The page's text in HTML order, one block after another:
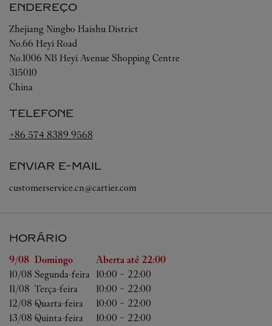
ENDEREÇO
Zhejiang Ningbo Haishu District
No.66 Heyi Road
No.1006 NB Heyi Avenue Shopping Centre
315010
China
TELEFONE
+86 574 8389 9568
ENVIAR E-MAIL
customerservice.cn@cartier.com
HORÁRIO
Dia da SemanaHorário
9/08 Domingo Aberta até 22:00
10/08 Segunda-feira 10:00 - 22:00
11/08 Terça-feira 10:00 - 22:00
12/08 Quarta-feira 10:00 - 22:00
13/08 Quinta-feira 10:00 - 22:00